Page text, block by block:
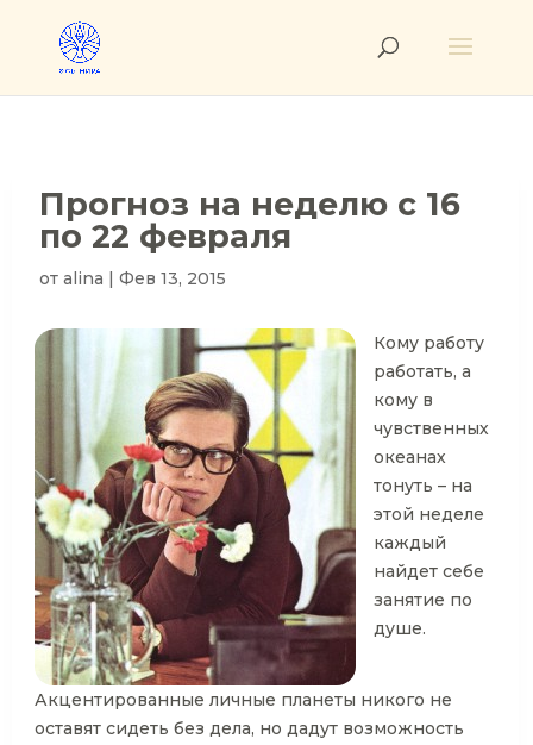
Прогноз на неделю с 16
по 22 февраля
от alina | Фев 13, 2015
Кому работу
работать, а
кому в
чувственных
океанах
тонуть – на
этой неделе
каждый
найдет себе
занятие по
душе.
Акцентированные личные планеты никого не
оставят сидеть без дела, но дадут возможность